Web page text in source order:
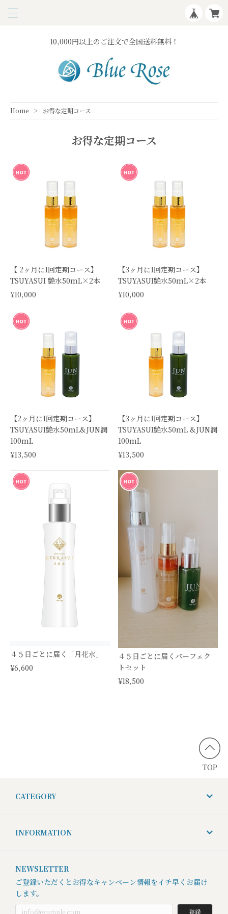
10,000円以上のご注文で全国送料無料！
Home お得な定期コース
お得な定期コース
【 2ヶ月に1回定期コース】
TSUYASUI 艶水50mL×2本
¥10,000
【3ヶ月に1回定期コース】
TSUYASUI艶水50mL×2本
¥10,000
【2ヶ月に1回定期コース】
TSUYASUI艶水50mL&JUN潤
100mL
¥13,500
【3ヶ月に1回定期コース】
TSUYASUI艶水50mL &JUN潤
100mL
¥13,500
４５日ごとに届く「月花水」
¥6,600
４５日ごとに届くパーフェク
トセット
¥18,500
TOP
CATEGORY
INFORMATION
NEWSLETTER
ご登録いただくとお得なキャンペーン情報をイチ早くお届け
します。
登録